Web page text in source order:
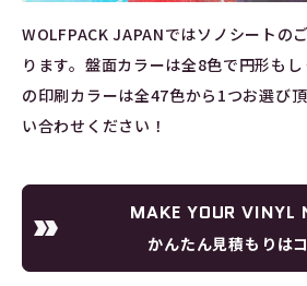
WOLFPACK JAPANではソノシートの
ります。盤面カラーは全8色で円形も
の印刷カラーは全47色から1つお選び
い合わせください！
MAKE YOUR VINYL
かんたん見積もりは